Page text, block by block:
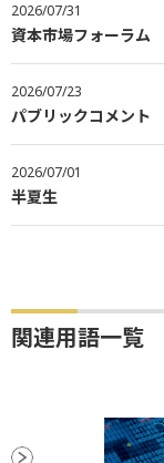
2026/07/31
資本市場フォーラム
2026/07/23
パブリックコメント
2026/07/01
半夏生
関連用語一覧